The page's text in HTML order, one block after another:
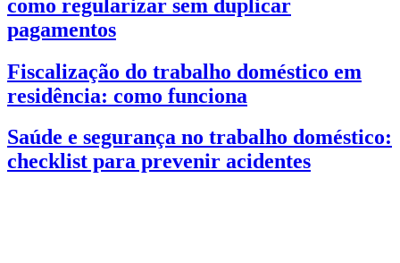
como regularizar sem duplicar
pagamentos
Fiscalização do trabalho doméstico em
residência: como funciona
Saúde e segurança no trabalho doméstico:
checklist para prevenir acidentes